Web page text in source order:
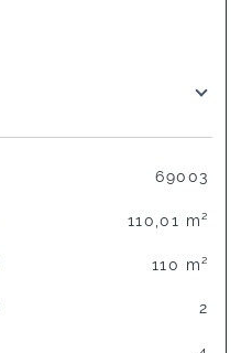
69003
110,01 m²
110 m²
2